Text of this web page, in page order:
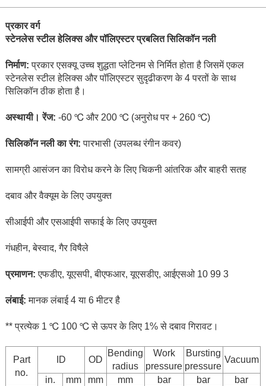
प्रकार वर्ग
स्टेनलेस स्टील हेलिक्स और पॉलिएस्टर प्रबलित सिलिकॉन नली
निर्माण: प्रकार एसक्यू उच्च शुद्धता प्लेटिनम से निर्मित होता है जिसमें एकल
स्टेनलेस स्टील हेलिक्स और पॉलिएस्टर सुदृढीकरण के 4 परतों के साथ
सिलिकॉन ठीक होता है।
अस्थायी। रेंज: -60 ℃ और 200 ℃ (अनुरोध पर + 260 ℃)
सिलिकॉन नली का रंग: पारभासी (उपलब्ध रंगीन कवर)
सामग्री आसंजन का विरोध करने के लिए चिकनी आंतरिक और बाहरी सतह
दबाव और वैक्यूम के लिए उपयुक्त
सीआईपी और एसआईपी सफाई के लिए उपयुक्त
गंधहीन, बेस्वाद, गैर विषैले
प्रमाणन: एफडीए, यूएसपी, बीएफआर, यूएसडीए, आईएसओ 10 99 3
लंबाई: मानक लंबाई 4 या 6 मीटर है
** प्रत्येक 1 ℃ 100 ℃ से ऊपर के लिए 1% से दबाव गिरावट।
Part
no.
ID OD
Bending
radius
Work
pressure
Bursting
pressure
Vacuum
in.
mm mm mm bar bar
bar